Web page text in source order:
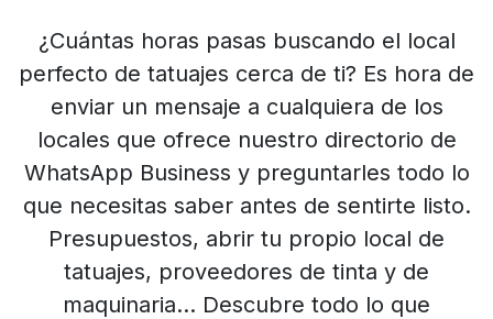
¿Cuántas horas pasas buscando el local
perfecto de tatuajes cerca de ti? Es hora de
enviar un mensaje a cualquiera de los
locales que ofrece nuestro directorio de
WhatsApp Business y preguntarles todo lo
que necesitas saber antes de sentirte listo.
Presupuestos, abrir tu propio local de
tatuajes, proveedores de tinta y de
maquinaria… Descubre todo lo que